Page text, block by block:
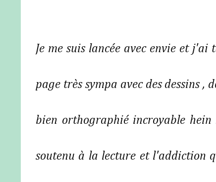
Je me suis lancée avec envie et
page très sympa avec des dessins ,
bien orthographié incroyable
soutenu à la lecture et l'addiction